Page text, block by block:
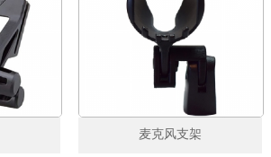
麦克风支架